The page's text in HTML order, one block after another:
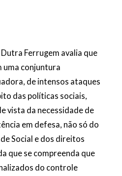
Ferrugem avalia que
uma conjuntura
de intensos ataques
das políticas sociais,
vista da necessidade de
em defesa, não só do
Social edos direitos
que se compreenda que
do controle